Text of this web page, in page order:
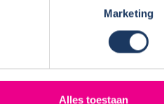
Marketing
Alles toestaan
Wolvega